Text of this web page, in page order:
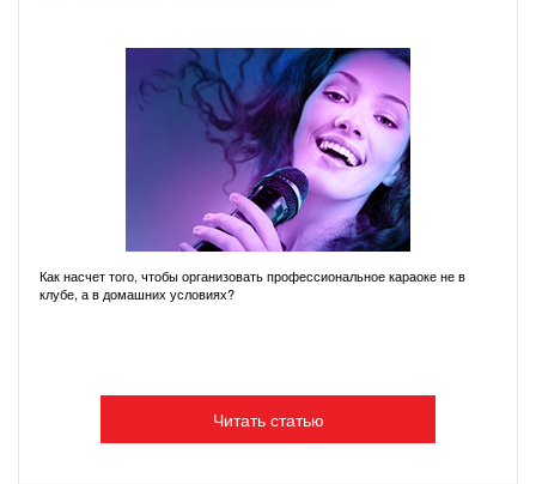
Как насчет того, чтобы организовать профессиональное караоке не в
клубе, а в домашних условиях?
Читать статью